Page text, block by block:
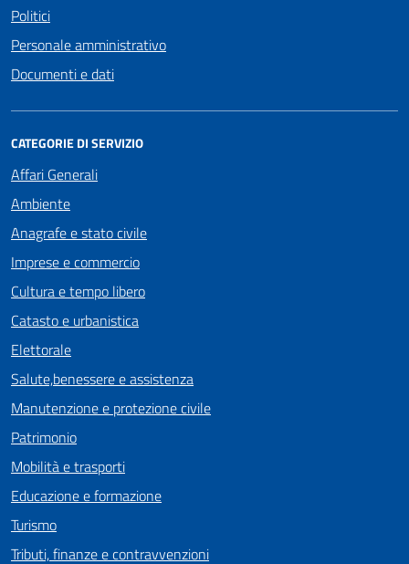
Politici
Personale amministrativo
Documenti e dati
CATEGORIE DI SERVIZIO
Affari Generali
Ambiente
Anagrafe e stato civile
Imprese e commercio
Cultura e tempo libero
Catasto e urbanistica
Elettorale
Salute,benessere e assistenza
Manutenzione e protezione civile
Patrimonio
Mobilità e trasporti
Educazione e formazione
Turismo
Tributi, finanze e contravvenzioni